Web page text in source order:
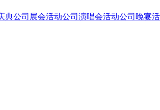
典公司 展会活动公司 演唱会活动公司 晚宴